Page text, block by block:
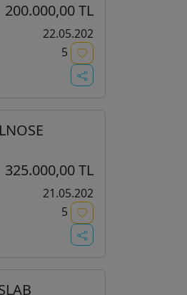
200.000,00 TL
22.05.202
5
325.000,00 TL
21.05.202
5